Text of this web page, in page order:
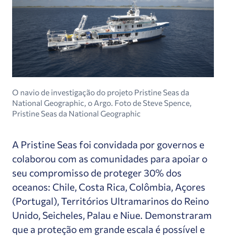
O navio de investigação do projeto Pristine Seas da
National Geographic, o Argo. Foto de Steve Spence,
Pristine Seas da National Geographic
A Pristine Seas foi convidada por governos e
colaborou com as comunidades para apoiar o
seu compromisso de proteger 30% dos
oceanos: Chile, Costa Rica, Colômbia, Açores
(Portugal), Territórios Ultramarinos do Reino
Unido, Seicheles, Palau e Niue. Demonstraram
que a proteção em grande escala é possível e